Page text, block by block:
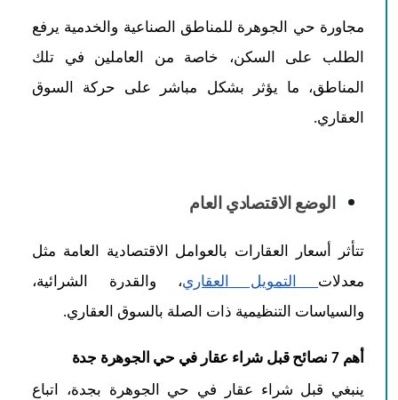
مجاورة حي الجوهرة للمناطق الصناعية والخدمية يرفع
الطلب على السكن، خاصة من العاملين في تلك
المناطق، ما يؤثر بشكل مباشر على حركة السوق
العقاري.
الوضع الاقتصادي العام
تتأثر أسعار العقارات بالعوامل الاقتصادية العامة مثل
معدلات التمويل العقاري، والقدرة الشرائية،
والسياسات التنظيمية ذات الصلة بالسوق العقاري.
أهم 7 نصائح قبل شراء عقار في حي الجوهرة جدة
ينبغي قبل شراء عقار في حي الجوهرة بجدة، اتباع